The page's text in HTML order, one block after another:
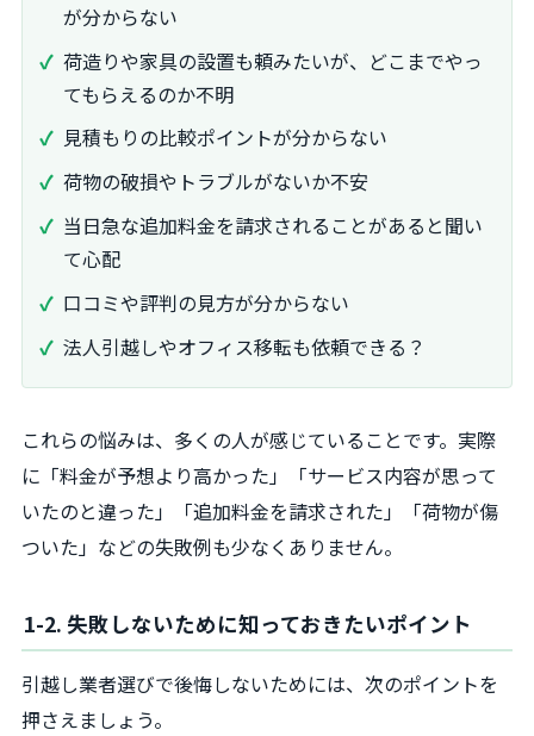
が分からない
荷造りや家具の設置も頼みたいが、どこまでやっ
てもらえるのか不明
見積もりの比較ポイントが分からない
荷物の破損やトラブルがないか不安
当日急な追加料金を請求されることがあると聞い
て心配
口コミや評判の見方が分からない
法人引越しやオフィス移転も依頼できる？
これらの悩みは、多くの人が感じていることです。実際
に「料金が予想より高かった」「サービス内容が思って
いたのと違った」「追加料金を請求された」「荷物が傷
ついた」などの失敗例も少なくありません。
1-2. 失敗しないために知っておきたいポイント
引越し業者選びで後悔しないためには、次のポイントを
押さえましょう。